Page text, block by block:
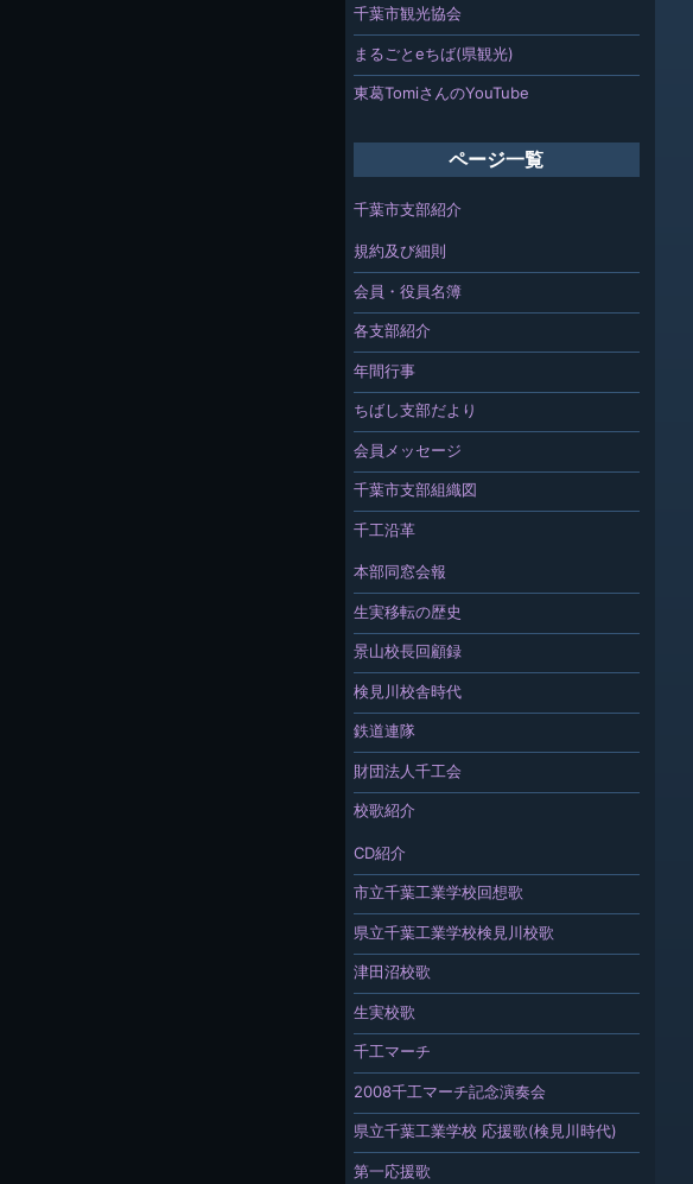
千葉市観光協会
まるごとeちば(県観光)
東葛TomiさんのYouTube
ページ一覧
千葉市支部紹介
規約及び細則
会員・役員名簿
各支部紹介
年間行事
ちばし支部だより
会員メッセージ
千葉市支部組織図
千工沿革
本部同窓会報
生実移転の歴史
景山校長回顧録
検見川校舎時代
鉄道連隊
財団法人千工会
校歌紹介
CD紹介
市立千葉工業学校回想歌
県立千葉工業学校検見川校歌
津田沼校歌
生実校歌
千工マーチ
2008千工マーチ記念演奏会
県立千葉工業学校 応援歌(検見川時代)
第一応援歌